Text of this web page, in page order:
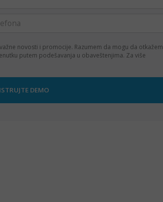
novosti i promocije. Razumem da mogu da otkažem
putem podešavanja u obaveštenjima. Za više